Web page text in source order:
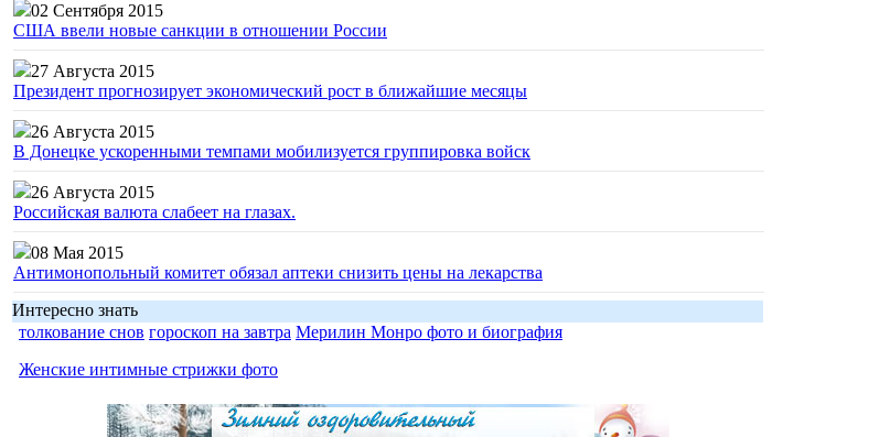
02 Сентября 2015
США ввели новые санкции в отношении России
27 Августа 2015
Президент прогнозирует экономический рост в ближайшие месяцы
26 Августа 2015
В Донецке ускоренными темпами мобилизуется группировка войск
26 Августа 2015
Российская валюта слабеет на глазах.
08 Мая 2015
Антимонопольный комитет обязал аптеки снизить цены на лекарства
Интересно знать
толкование снов гороскоп на завтра Мерилин Монро фото и биография
Женские интимные стрижки фото